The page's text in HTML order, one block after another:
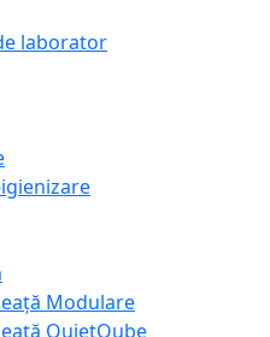
laborator
Modulare
QuietQube